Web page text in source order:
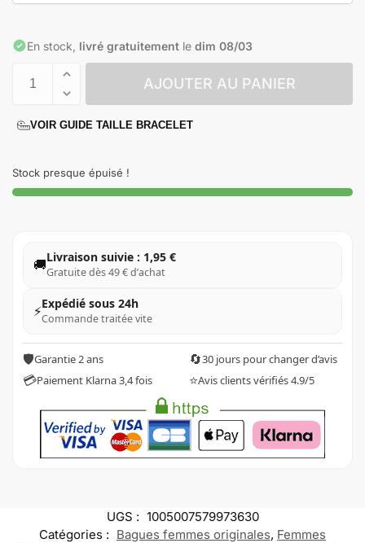
En stock, livré gratuitement le dim 08/03
AJOUTER AU PANIER
VOIR GUIDE TAILLE BRACELET
Stock presque épuisé !
🚚Livraison suivie : 1,95 €
Gratuite dès 49 € d’achat
⚡Expédié sous 24h
Commande traitée vite
🛡️Garantie 2 ans 🔄30 jours pour changer d’avis
💳Paiement Klarna 3,4 fois ⭐Avis clients vérifiés 4.9/5
UGS : 1005007579973630
Catégories : Bagues femmes originales, Femmes